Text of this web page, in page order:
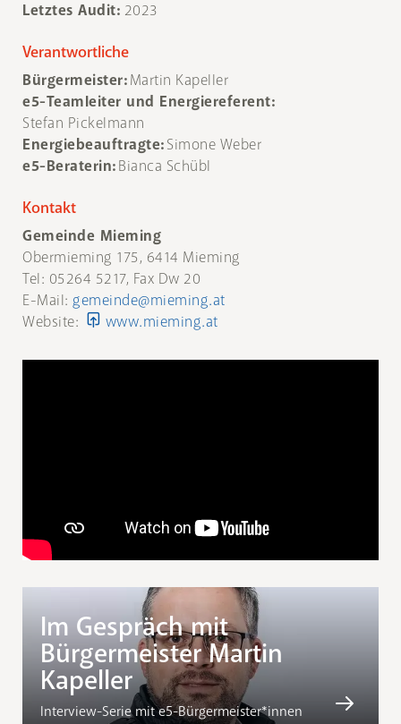
Letztes Audit: 2023
Verantwortliche
Bürgermeister:Martin Kapeller
e5-Teamleiter und Energiereferent:
Stefan Pickelmann
Energiebeauftragte:Simone Weber
e5-Beraterin:Bianca Schübl
Kontakt
Gemeinde Mieming
Obermieming 175, 6414 Mieming
Tel: 05264 5217, Fax Dw 20
E-Mail:gemeinde@mieming.at
Website:
www.mieming.at
Im Gespräch mit
Bürgermeister Martin
Kapeller
Interview-Serie mit e5-Bürgermeister*innen